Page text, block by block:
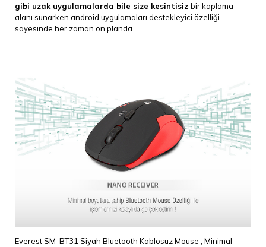
gibi uzak uygulamalarda bile size kesintisiz bir kaplama
alanı sunarken android uygulamaları destekleyici özelliği
sayesinde her zaman ön planda.
Everest SM-BT31 Siyah Bluetooth Kablosuz Mouse ; Minimal